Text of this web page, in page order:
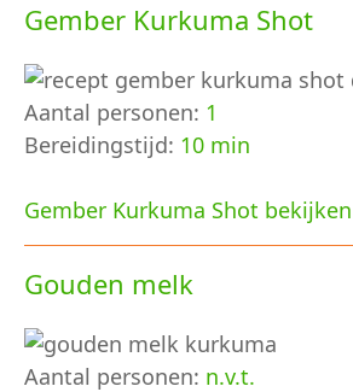
Gember Kurkuma Shot
Aantal personen: 1
Bereidingstijd: 10 min
Gember Kurkuma Shot
Gouden melk
Aantal personen: n.v.t.